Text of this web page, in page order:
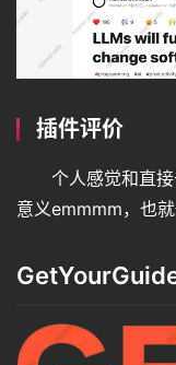
插件评价
个人感觉和直
意义emmmm，也就